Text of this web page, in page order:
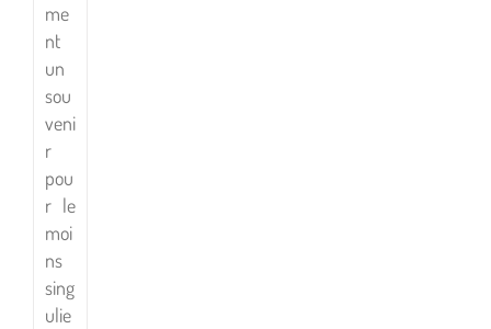
me
nt
un
sou
veni
r
pou
r le
moi
ns
sing
ulie